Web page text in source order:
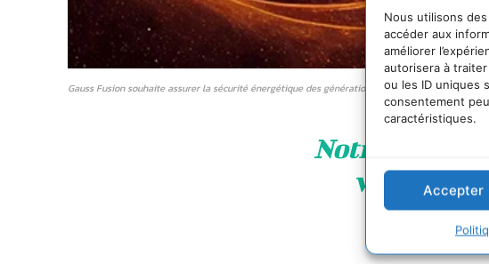
Nous utilisons
accéder aux
améliorer
autorisera à
ou les ID uniques
consentement
caractéristiques.
Accepter
Gauss Fusion souhaite assurer la sécurité énergétique des générations futures en utilisant la
Notre vie
vient de
dans les